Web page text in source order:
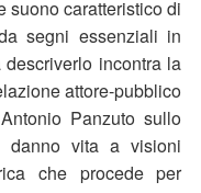
suono caratteristico di
segni essenziali in
incontra la
attore-pubblico
Panzuto sullo
vita a visioni
che procede per